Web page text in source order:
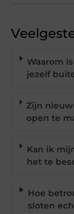
Waarom
jezelf
Zijn
open te
Kan ik
het te
Hoe
sloten